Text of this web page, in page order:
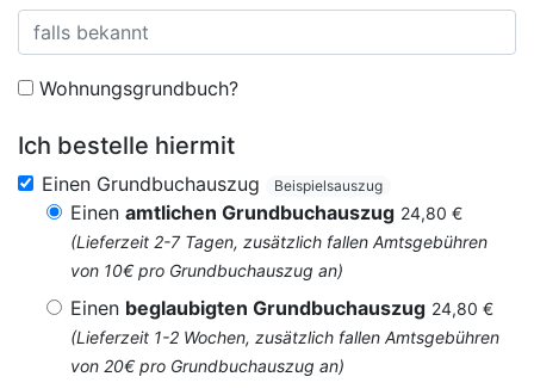
Wohnungsgrundbuch?
Ich bestelle hiermit
Einen Grundbuchauszug Beispielsauszug
Einen amtlichen Grundbuchauszug 24,80 €
(Lieferzeit 2-7 Tagen, zusätzlich fallen Amtsgebühren
von 10€ pro Grundbuchauszug an)
Einen beglaubigten Grundbuchauszug 24,80 €
(Lieferzeit 1-2 Wochen, zusätzlich fallen Amtsgebühren
von 20€ pro Grundbuchauszug an)